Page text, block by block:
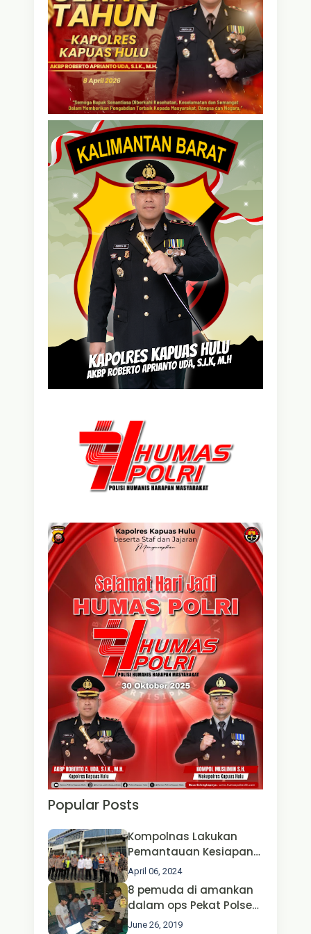
Popular Posts
Kompolnas Lakukan
Pemantauan Kesiapan
Operasi Ketupat 2024 di
Polda Jatim Bersama
Kapolri dan Menteri
Perhubungan
April 06, 2024
8 pemuda di amankan
dalam ops Pekat Polsek
Jongkong
June 26, 2019